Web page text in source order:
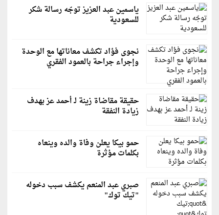
ياسمين عبد العزيز توجّه رسالة شكر
للسعودية
نجوى فؤاد تكشف معاناتها مع الوحدة
وإجراء جراحة بالعمود الفقري
حقيقة مقاضاة زينة لـ أحمد عز بهدف
زيادة النفقة
حمو بيكا يعلن وفاة والده وينعاه
بكلمات مؤثرة
صبري عبد المنعم يكشف سبب دخوله
"تيك توك"